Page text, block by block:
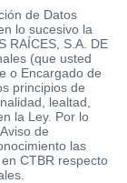
de Datos
lo sucesivo la
RAÍCES, S.A. DE
(que usted
o Encargado de
principios de
lealtad,
la Ley. Por lo
de
las
CTBR respecto